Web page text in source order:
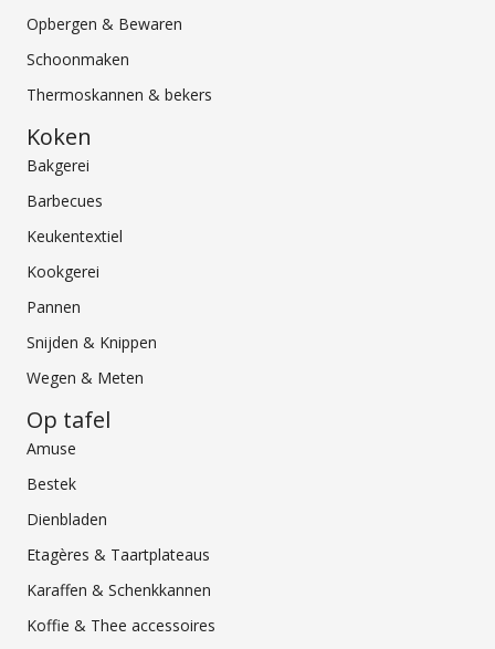
Opbergen & Bewaren
Schoonmaken
Thermoskannen & bekers
Koken
Bakgerei
Barbecues
Keukentextiel
Kookgerei
Pannen
Snijden & Knippen
Wegen & Meten
Op tafel
Amuse
Bestek
Dienbladen
Etagères & Taartplateaus
Karaffen & Schenkkannen
Koffie & Thee accessoires